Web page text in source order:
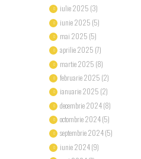
iulie 2025 (3)
iunie 2025 (5)
mai 2025 (5)
aprilie 2025 (7)
martie 2025 (8)
februarie 2025 (2)
ianuarie 2025 (2)
decembrie 2024(8)
octombrie 2024(5)
septembrie 2024(5)
iunie 2024(9)